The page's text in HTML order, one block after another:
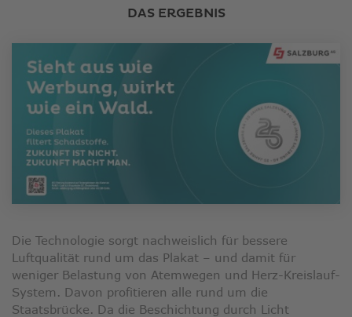
DAS ERGEBNIS
Die Technologie sorgt nachweislich für bessere
Luftqualität rund um das Plakat – und damit für
weniger Belastung von Atemwegen und Herz-Kreislauf-
System. Davon profitieren alle rund um die
Staatsbrücke. Da die Beschichtung durch Licht